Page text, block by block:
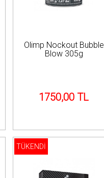
Olimp Nockout Bubble
Blow 305g
1750,00 TL
TÜKENDİ